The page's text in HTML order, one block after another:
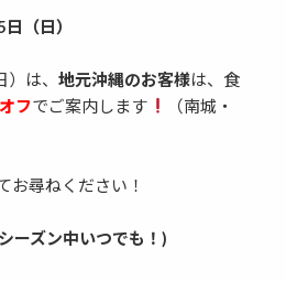
（日）
）は、地元沖縄のお客様は、食
フでご案内します
（南城・
尋ねください！
ーズン中いつでも！)